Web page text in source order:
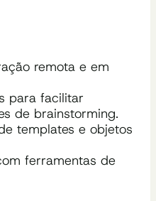
remota e em
para facilitar
de brainstorming.
templates e objetos
ferramentas de